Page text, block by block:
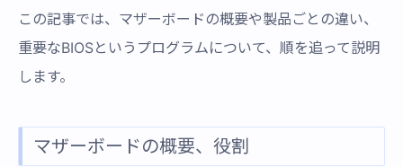
この記事では、マザーボードの概要や製品ごとの違い、
重要なBIOSというプログラムについて、順を追って説明
します。
マザーボードの概要、役割